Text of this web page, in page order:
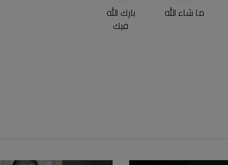
ما شاء الله بارك الله
فيك